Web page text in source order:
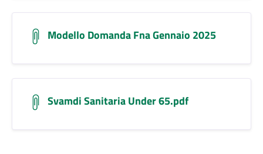
Modello Domanda Fna Gennaio 2025
Svamdi Sanitaria Under 65.pdf